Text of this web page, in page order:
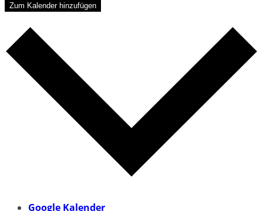
Zum Kalender hinzufügen
Google Kalender